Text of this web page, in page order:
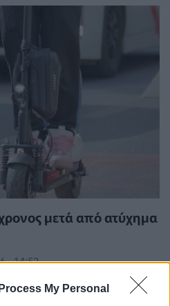
My Personal
μετά από ατύχημα
- 14:52